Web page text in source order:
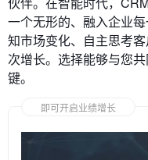
一个无形的、融入企业
知市场变化、自主思考
次增长。选择能够与您
键。
即可开启业绩增长